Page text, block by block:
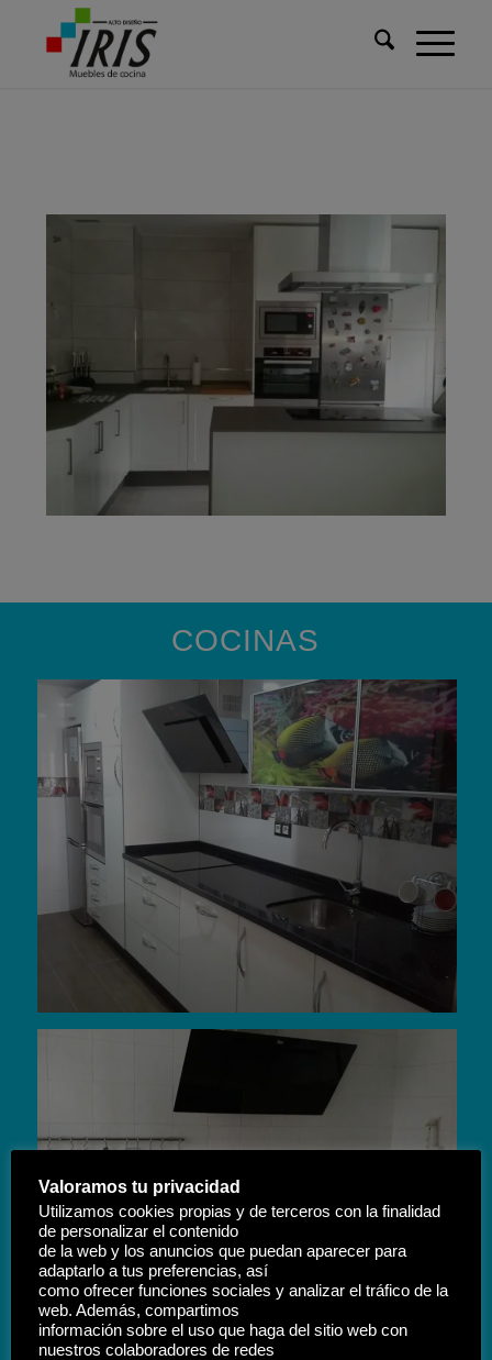
COCINAS
Valoramos tu privacidad
Utilizamos cookies propias y de terceros con la finalidad
de personalizar el contenido
de la web y los anuncios que puedan aparecer para
adaptarlo a tus preferencias, así
como ofrecer funciones sociales y analizar el tráfico de la
web. Además, compartimos
información sobre el uso que haga del sitio web con
nuestros colaboradores de redes